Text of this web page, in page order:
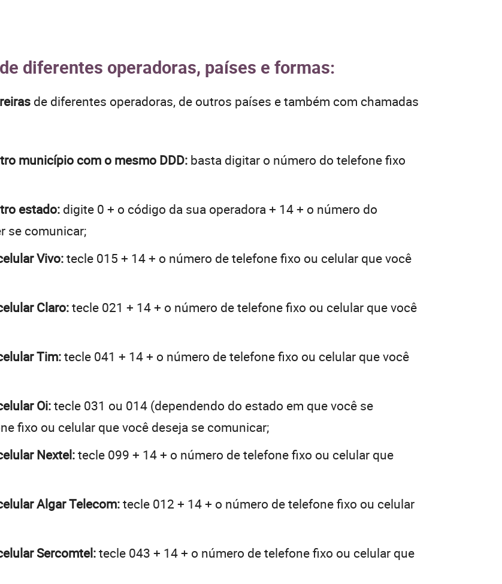
diferentes operadoras, países e formas:
de diferentes operadoras, de outros países e também com chamadas
município com o mesmo DDD: basta digitar o número do telefone fixo
estado: digite 0 + o código da sua operadora + 14 + o número do
se comunicar;
Vivo:tecle 015 + 14 + o número de telefone fixo ou celular que você
Claro:tecle 021 + 14 + o número de telefone fixo ou celular que você
Tim:tecle 041 + 14 + o número de telefone fixo ou celular que você
Oi:tecle 031 ou 014 (dependendo do estado em que você se
fixo ou celular que você deseja se comunicar;
Nextel:tecle 099 + 14 + o número de telefone fixo ou celular que
Algar Telecom:tecle 012 + 14 + o número de telefone fixo ou celular
Sercomtel:tecle 043 + 14 + o número de telefone fixo ou celular que